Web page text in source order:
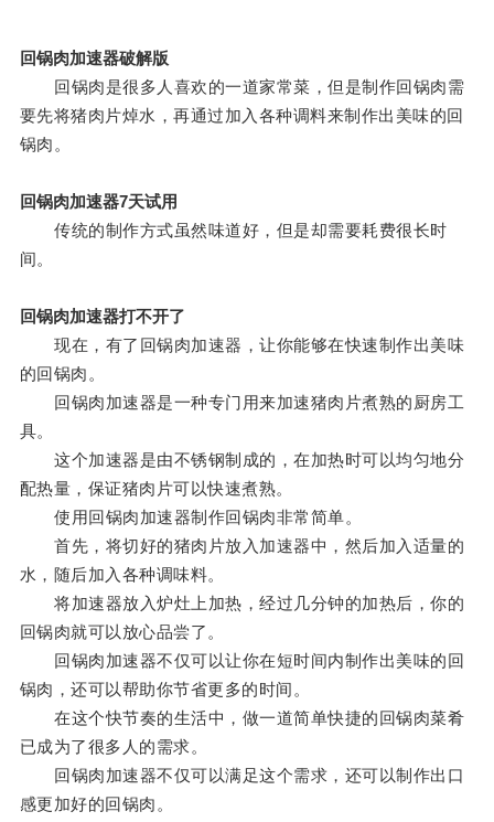
回锅肉加速器破解版
回锅肉是很多人喜欢的一道家常菜，但是制作回锅肉需
要先将猪肉片焯水，再通过加入各种调料来制作出美味的回
锅肉。
回锅肉加速器7天试用
传统的制作方式虽然味道好，但是却需要耗费很长时
间。
回锅肉加速器打不开了
现在，有了回锅肉加速器，让你能够在快速制作出美味
的回锅肉。
回锅肉加速器是一种专门用来加速猪肉片煮熟的厨房工
具。
这个加速器是由不锈钢制成的，在加热时可以均匀地分
配热量，保证猪肉片可以快速煮熟。
使用回锅肉加速器制作回锅肉非常简单。
首先，将切好的猪肉片放入加速器中，然后加入适量的
水，随后加入各种调味料。
将加速器放入炉灶上加热，经过几分钟的加热后，你的
回锅肉就可以放心品尝了。
回锅肉加速器不仅可以让你在短时间内制作出美味的回
锅肉，还可以帮助你节省更多的时间。
在这个快节奏的生活中，做一道简单快捷的回锅肉菜肴
已成为了很多人的需求。
回锅肉加速器不仅可以满足这个需求，还可以制作出口
感更加好的回锅肉。